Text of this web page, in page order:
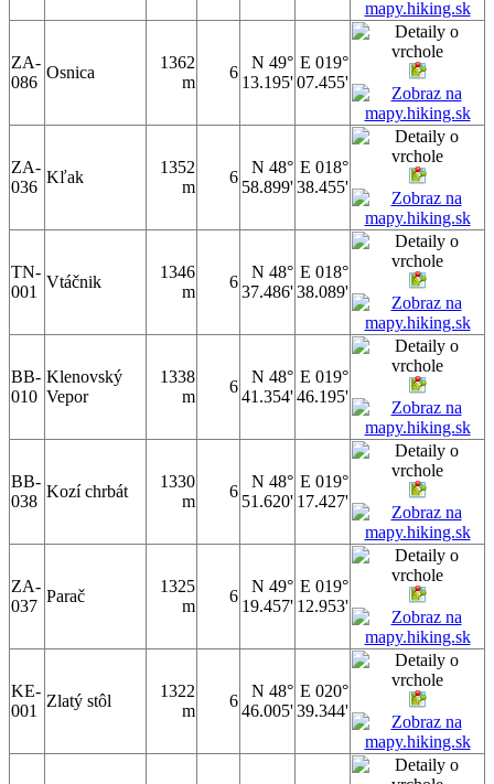
ZA-
086
Osnica
1362
m
6
N 49°
13.195'
E 019°
07.455'
ZA-
036
Kľak
1352
m
6
N 48°
58.899'
E 018°
38.455'
TN-
001
Vtáčnik
1346
m
6
N 48°
37.486'
E 018°
38.089'
BB-
010
Klenovský
Vepor
1338
m
6
N 48°
41.354'
E 019°
46.195'
BB-
038
Kozí chrbát
1330
m
6
N 48°
51.620'
E 019°
17.427'
ZA-
037
Parač
1325
m
6
N 49°
19.457'
E 019°
12.953'
KE-
001
Zlatý stôl
1322
m
6
N 48°
46.005'
E 020°
39.344'